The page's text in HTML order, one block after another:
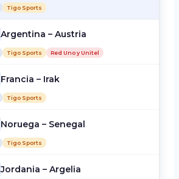
Tigo Sports
Argentina – Austria
Tigo Sports Red Uno y Unitel
Francia – Irak
Tigo Sports
Noruega – Senegal
Tigo Sports
Jordania – Argelia